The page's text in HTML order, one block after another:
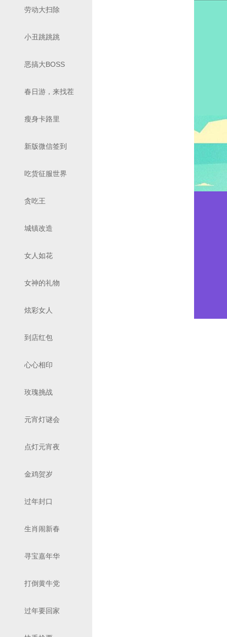
劳动大扫除
小丑跳跳跳
恶搞大BOSS
春日游，来找茬
瘦身卡路里
新版微信签到
吃货征服世界
贪吃王
城镇改造
女人如花
女神的礼物
炫彩女人
到店红包
心心相印
玫瑰挑战
元宵灯谜会
点灯元宵夜
金鸡贺岁
过年封口
生肖闹新春
寻宝嘉年华
打倒黄牛党
过年要回家